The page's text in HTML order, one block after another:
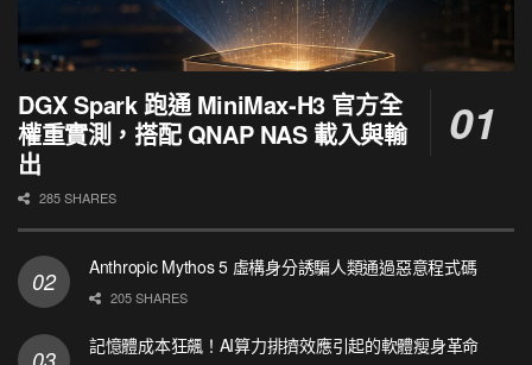
DGX Spark 跑通 MiniMax-H3 官方全
權重實測，搭配 QNAP NAS 載入與輸
出
285 SHARES
Anthropic Mythos 5 虛構身分誘騙人類通過惡意程式碼
205 SHARES
記憶體成本狂飆！AI算力排擠效應引起的軟體瘦身革命